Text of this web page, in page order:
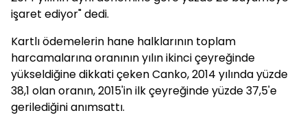
işaret ediyor" dedi.
Kartlı ödemelerin hane halklarının toplam
harcamalarına oranının yılın ikinci çeyreğinde
yükseldiğine dikkati çeken Canko, 2014 yılında yüzde
38,1 olan oranın, 2015'in ilk çeyreğinde yüzde 37,5'e
gerilediğini anımsattı.